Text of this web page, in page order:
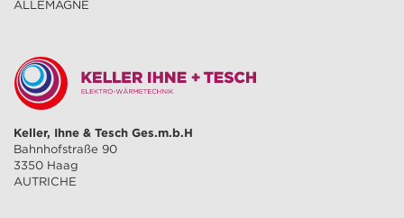
ALLEMAGNE
Keller, Ihne & Tesch Ges.m.b.H
Bahnhofstraße 90
3350 Haag
AUTRICHE